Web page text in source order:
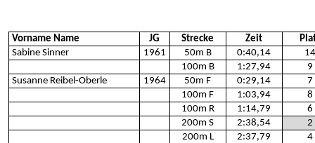
Vorname Name JG Strecke Zeit
Sabine Sinner
1961 50m B 0:40,14
100m B
1:27,94
9
Susanne Reibel-Oberle
1964 50m F 0:29,14
7
100m F
1:03,94
8
100m R
1:14,79
6
200m S
2:38,54
2
200m L
2:37,79
4